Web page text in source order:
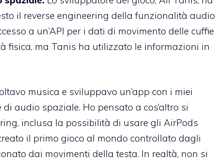
il reverse engineering della funzionalità audio
a un’API per i dati di movimento delle cuffie
fisica, ma Tanis ha utilizzato le informazioni in
musica e sviluppavo un’app con i miei
audio spaziale. Ho pensato a cos’altro si
inclusa la possibilità di usare gli AirPods
il primo gioco al mondo controllato dagli
dai movimenti della testa. In realtà, non si